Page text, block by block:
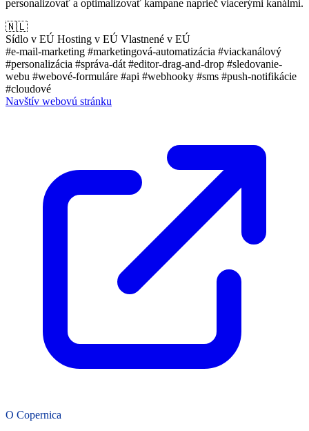
personalizovať a optimalizovať kampane naprieč viacerými kanálmi.
🇳🇱
Sídlo v EÚ Hosting v EÚ Vlastnené v EÚ
#e-mail-marketing #marketingová-automatizácia #viackanálový
#personalizácia #správa-dát #editor-drag-and-drop #sledovanie-
webu #webové-formuláre #api #webhooky #sms #push-notifikácie
#cloudové
Navštív webovú stránku
O Copernica